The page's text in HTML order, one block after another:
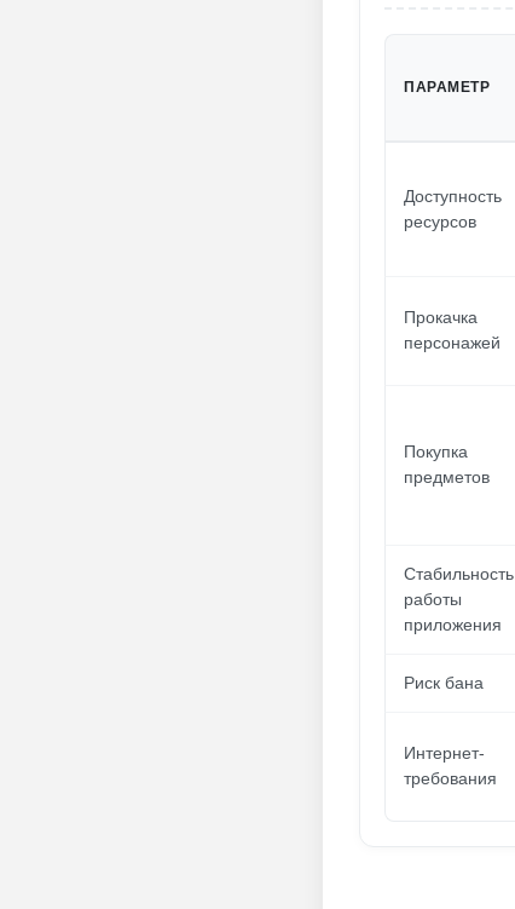
ПАРАМЕТР
Доступность
ресурсов
Прокачка
персонажей
Покупка
предметов
Стабильность
работы
приложения
Риск бана
Интернет-
требования